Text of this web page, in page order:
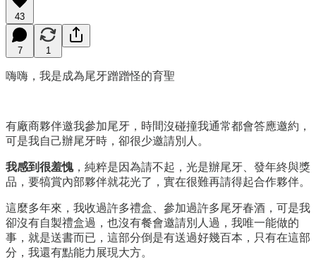
43
7 1
嗨嗨，我是成為尾牙蹭蹭怪的育聖
有廠商夥伴邀我參加尾牙，時間沒碰撞我通常都會答應邀約，
可是我自己辦尾牙時，卻很少邀請別人。
我感到很羞愧，純粹是因為請不起，光是辦尾牙、發年終與獎
品，要犒賞內部夥伴就花光了，實在很難再請得起合作夥伴。
這麼多年來，我收過許多禮盒、參加過許多尾牙春酒，可是我
卻沒有自製禮盒過，也沒有餐會邀請別人過，我唯一能做的
事，就是送書而已，這部分倒是有送過好幾百本，只有在這部
分，我還有點能力展現大方。